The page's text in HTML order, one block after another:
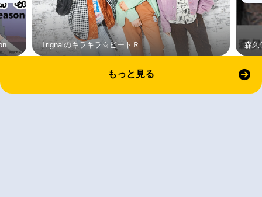
Trignalのキラキラ☆ビートＲ 森久
もっと見る